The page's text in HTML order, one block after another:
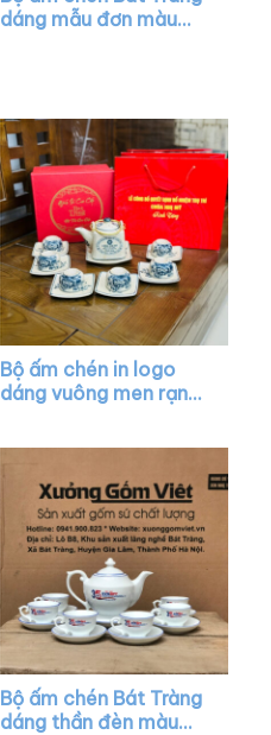
dáng mẫu đơn màu
Bộ ấm chén in logo
dáng vuông men rạn
Bộ ấm chén Bát Tràng
dáng thần đèn màu